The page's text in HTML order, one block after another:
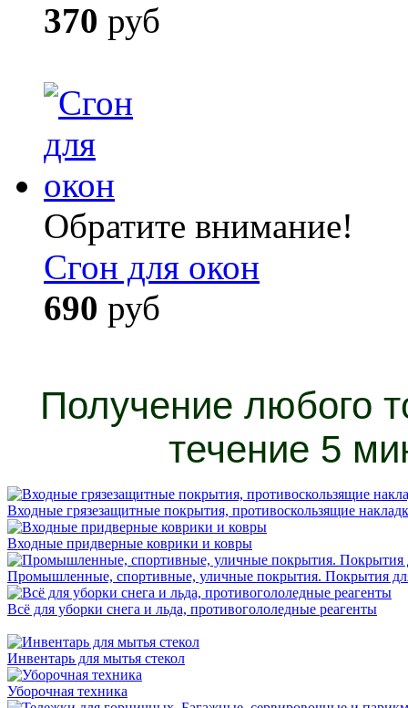
370 руб
Обратите внимание!
Сгон для окон
690 руб
Получение любого
течение 5
Входные грязезащитные покрытия, противоскользящие
Входные придверные коврики и ковры
Промышленные, спортивные, уличные покрытия. Покрытия
Всё для уборки снега и льда, противогололедные реагенты
Инвентарь для мытья стекол
Уборочная техника